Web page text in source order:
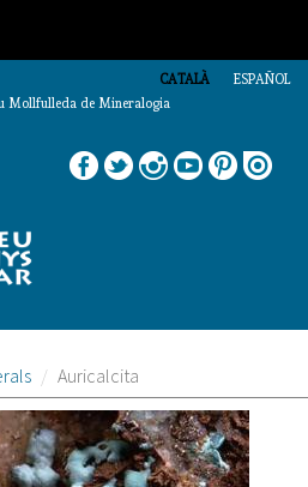
ESPAÑOL
CATALÀ
Mollfulleda de Mineralogia
Auricalcita